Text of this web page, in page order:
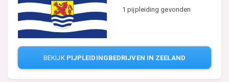
1 pijpleiding gevonden
BEKIJK PIJPLEIDINGBEDRIJVEN IN ZEELAND